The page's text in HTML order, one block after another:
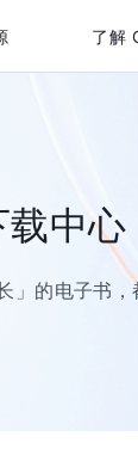
了解
载中心
」的电子书，